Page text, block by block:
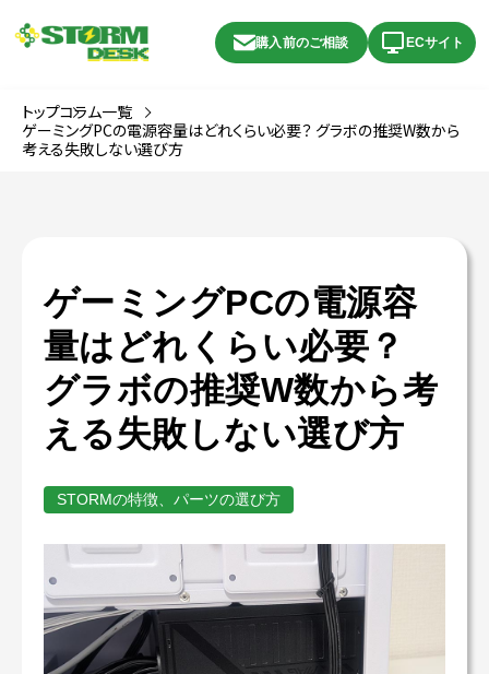
購入前のご相談 ECサイト
トップコラム一覧
ゲーミングPCの電源容量はどれくらい必要？ グラボの推奨W数から
考える失敗しない選び方
ゲーミングPCの電源容
量はどれくらい必要？
グラボの推奨W数から考
える失敗しない選び方
STORMの特徴、パーツの選び方